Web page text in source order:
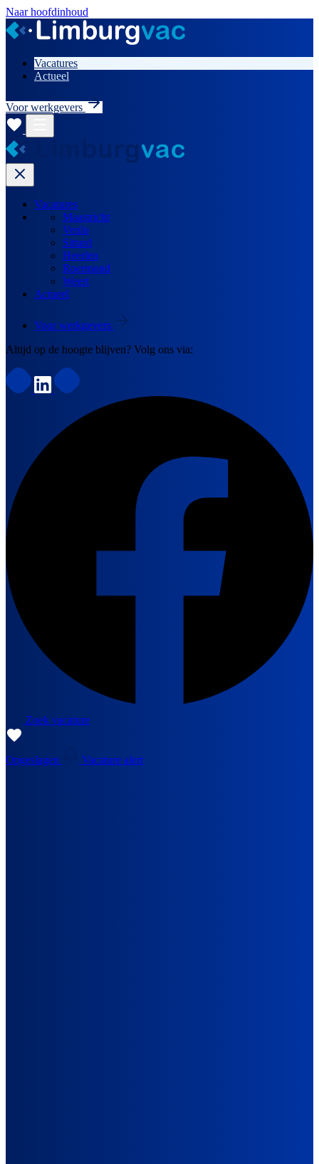
Naar hoofdinhoud
Vacatures
Actueel
Voor werkgevers
Vacatures
Maastricht
Venlo
Sittard
Heerlen
Roermond
Weert
Actueel
Voor werkgevers
Altijd op de hoogte blijven? Volg ons via:
Zoek vacature
Opgeslagen Vacature alert